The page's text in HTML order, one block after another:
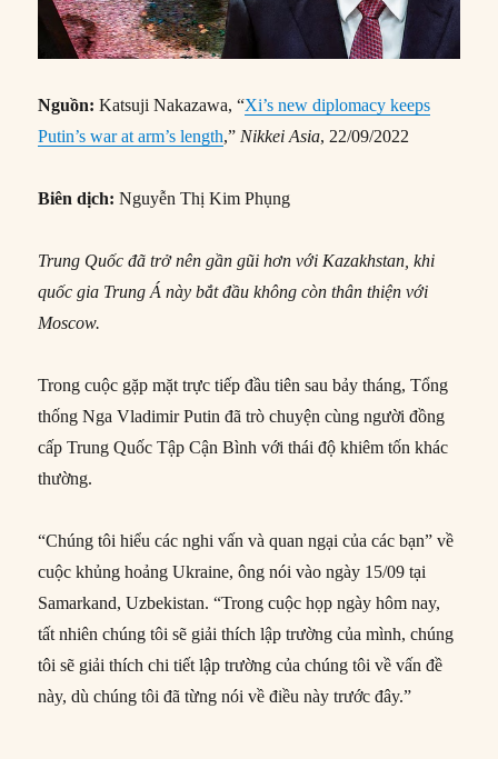
Nguồn: Katsuji Nakazawa, “Xi’s new diplomacy keeps
Putin’s war at arm’s length,” Nikkei Asia, 22/09/2022
Biên dịch: Nguyễn Thị Kim Phụng
Trung Quốc đã trở nên gần gũi hơn với Kazakhstan, khi
quốc gia Trung Á này bắt đầu không còn thân thiện với
Moscow.
Trong cuộc gặp mặt trực tiếp đầu tiên sau bảy tháng, Tổng
thống Nga Vladimir Putin đã trò chuyện cùng người đồng
cấp Trung Quốc Tập Cận Bình với thái độ khiêm tốn khác
thường.
“Chúng tôi hiểu các nghi vấn và quan ngại của các bạn” về
cuộc khủng hoảng Ukraine, ông nói vào ngày 15/09 tại
Samarkand, Uzbekistan. “Trong cuộc họp ngày hôm nay,
tất nhiên chúng tôi sẽ giải thích lập trường của mình, chúng
tôi sẽ giải thích chi tiết lập trường của chúng tôi về vấn đề
này, dù chúng tôi đã từng nói về điều này trước đây.”